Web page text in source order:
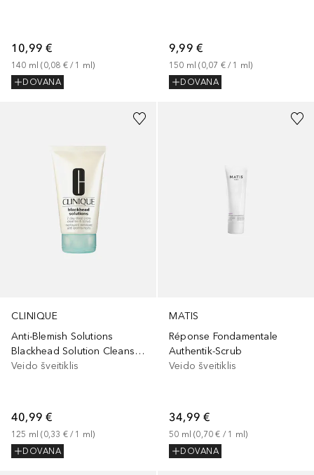
10,99 €
140 ml (0,08 € / 1 ml)
DOVANA
9,99 €
150 ml (0,07 € / 1 ml)
DOVANA
CLINIQUE
Anti-Blemish Solutions
Blackhead Solution Cleanse & Scrub
Veido šveitiklis
40,99 €
125 ml (0,33 € / 1 ml)
DOVANA
MATIS
Réponse Fondamentale
Authentik-Scrub
Veido šveitiklis
34,99 €
50 ml (0,70 € / 1 ml)
DOVANA